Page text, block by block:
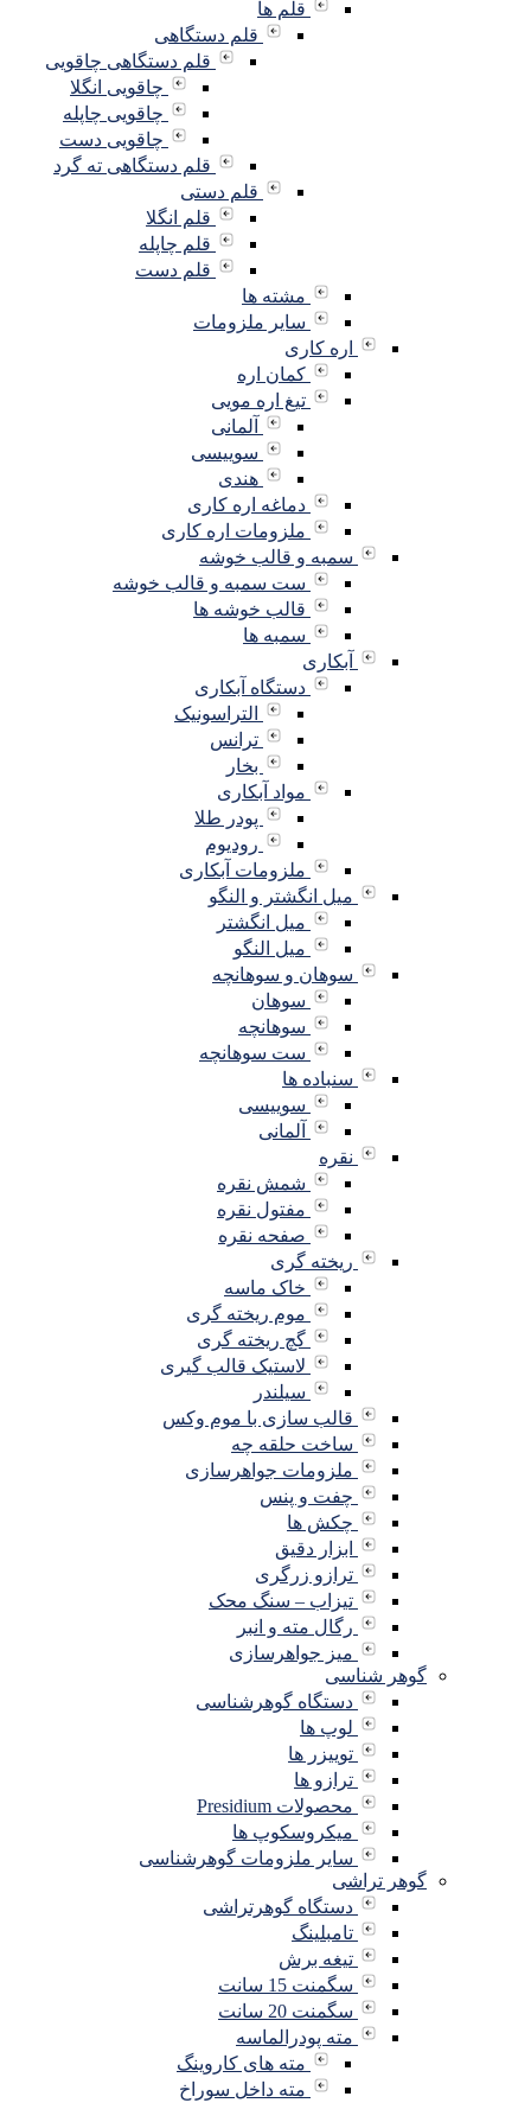
قلم ها
قلم دستگاهی
قلم دستگاهی چاقویی
چاقویی انگلا
چاقویی چاپله
چاقویی دست
قلم دستگاهی ته گرد
قلم دستی
قلم انگلا
قلم چاپله
قلم دست
مشته ها
سایر ملزومات
اره کاری
کمان اره
تیغ اره مویی
آلمانی
سوییسی
هندی
دماغه اره کاری
ملزومات اره کاری
سمبه و قالب خوشه
ست سمبه و قالب خوشه
قالب خوشه ها
سمبه ها
آبکاری
دستگاه آبکاری
التراسونیک
ترانس
بخار
مواد آبکاری
پودر طلا
رودیوم
ملزومات آبکاری
میل انگشتر و النگو
میل انگشتر
میل النگو
سوهان و سوهانچه
سوهان
سوهانچه
ست سوهانچه
سنباده ها
سوییسی
آلمانی
نقره
شمش نقره
مفتول نقره
صفحه نقره
ریخته گری
خاک ماسه
موم ریخته گری
گچ ریخته گری
لاستیک قالب گیری
سیلندر
قالب سازی با موم وکس
ساخت حلقه چه
ملزومات جواهرسازی
چفت و پنس
چکش ها
ابزار دقیق
ترازو زرگری
تیزاب – سنگ محک
رگال مته و انبر
میز جواهرسازی
گوهر شناسی
دستگاه گوهرشناسی
لوپ ها
توییزر ها
ترازو ها
محصولات Presidium
میکروسکوپ ها
سایر ملزومات گوهرشناسی
گوهر تراشی
دستگاه گوهرتراشی
تامبلینگ
تیغه برش
سگمنت 15 سانت
سگمنت 20 سانت
مته پودرالماسه
مته های کاروینگ
مته داخل سوراخ